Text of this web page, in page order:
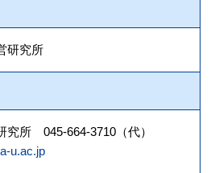
研究所
究所 045-664-3710（代）
u.ac.jp